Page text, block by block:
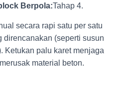
Berpola:Tahap 4.
secara rapi satu per satu
direncanakan (seperti susun
Ketukan palu karet menjaga
material beton.